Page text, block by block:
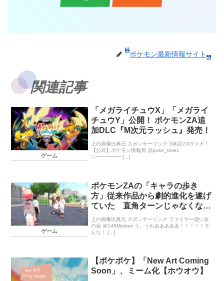
ポケモン最新情報サイト
関連記事
ゲーム
「メガライチュウX」「メガライ
チュウY」公開！ ポケモンZA追
加DLC『M次元ラッシュ』発売！
上の画像出典元 スポンサーリンク 3体目のXYメガ！
【公式】ポケモン情報局 @poke_times
◇━━━━━ […]
ゲーム
ポケモンZAの「キャラの歩き
方」従来作品から劇的進化を遂げ
ていた 直角ターンじゃなくなる
とは･･･
上の画像出典元 スポンサーリンク ファイヤー使い友
の会 @146Moltres う、うわあああああ！！！！！そ
んな！ […]
【ポケポケ】「New Art Coming
Soon」、ミーム化【ホウオウ】